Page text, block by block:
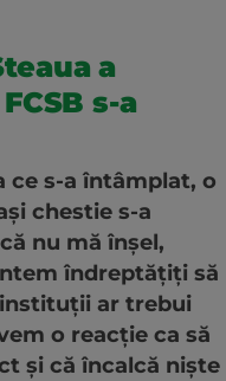
a
s-a
ce s-a întâmplat, o
chestie s-a
nu mă înșel,
îndreptățiți să
ar trebui
o reacție ca să
și că încalcă niște